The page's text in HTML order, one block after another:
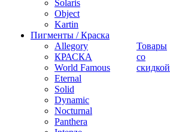
Solaris
Object
Kartin
Пигменты / Краска
Allegory
КРАСКА
World Famous
Eternal
Solid
Dynamic
Nocturnal
Panthera
Товары
со
скидкой